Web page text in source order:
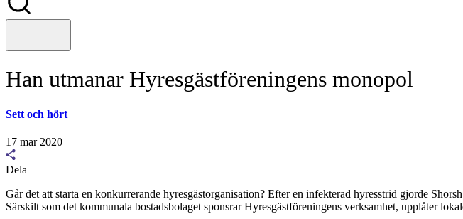
Han utmanar Hyresgästföreningens monopol
Sett och hört
17 mar 2020
Dela
Går det att starta en konkurrerande hyresgästorganisation? Efter en infekterad hyresstrid gjorde
Särskilt som det kommunala bostadsbolaget sponsrar Hyresgästföreningens verksamhet, upplåter